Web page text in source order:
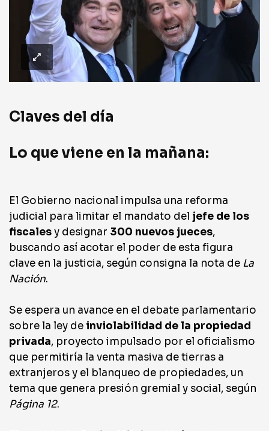
Claves del día
Lo que viene en la mañana:
El Gobierno nacional impulsa una reforma
judicial para limitar el mandato del jefe de los
fiscalesy designar 300 nuevos jueces,
buscando así acotar el poder de esta figura
clave en la justicia, según consigna la nota de La
Nación.
Se espera un avance en el debate parlamentario
sobre la ley de inviolabilidad de la propiedad
privada, proyecto impulsado por el oficialismo
que permitiría la venta masiva de tierras a
extranjeros y el blanqueo de propiedades, un
tema que genera presión gremial y social, según
Página 12.